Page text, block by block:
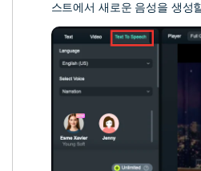
스트에서 새로운 음성을 생성